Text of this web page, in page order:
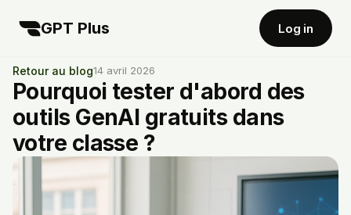
GPT Plus Log in
Retour au blog14 avril 2026
Pourquoi tester d'abord des
outils GenAI gratuits dans
votre classe ?